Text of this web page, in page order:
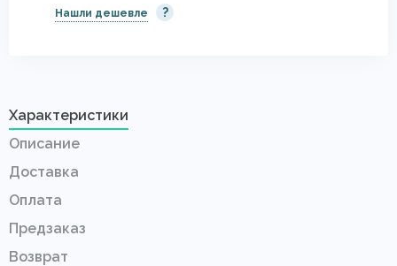
Нашли дешевле ?
Характеристики
Описание
Доставка
Оплата
Предзаказ
Возврат